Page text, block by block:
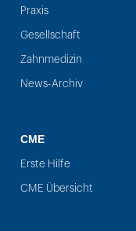
Praxis
Gesellschaft
Zahnmedizin
News-Archiv
CME
Erste Hilfe
CME Übersicht